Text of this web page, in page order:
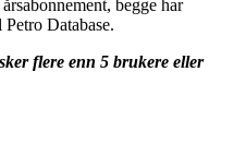
begge har
Database.
flere enn 5 brukere eller